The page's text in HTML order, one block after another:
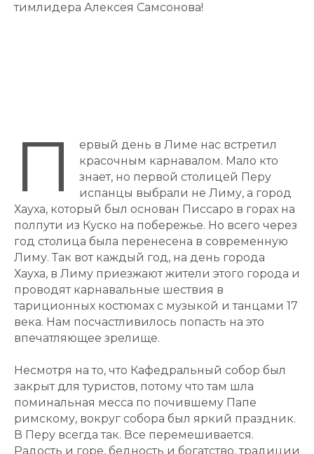
тимлидера Алексея Самсонова!
П
ервый день в Лиме нас встретил
красочным карнавалом. Мало кто
знает, но первой столицей Перу
испанцы выбрали не Лиму, а город
Хауха, который был основан Писсаро в горах на
полпути из Куско на побережье. Но всего через
год столица была перенесена в современную
Лиму. Так вот каждый год, на день города
Хауха, в Лиму приезжают жители этого города и
проводят карнавальные шествия в
тариционных костюмах с музыкой и танцами 17
века. Нам посчастливилось попасть на это
впечатляющее зрелище.
Несмотря на то, что Кафедральный собор был
закрыт для туристов, потому что там шла
поминальная месса по почившему Папе
римскому, вокруг собора был яркий праздник.
В Перу всегда так. Все перемешивается.
Радость и горе, бедность и богатство, традиции